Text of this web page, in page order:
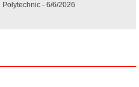
- 6/6/2026
Mỹ 18.4.2026 - Đại học Mỹ học phí